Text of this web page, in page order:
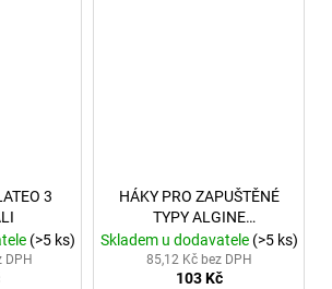
3
(>5 ks)
DPH
HÁKY PRO ZAPUŠTĚNÉ
TYPY ALGINE
600X600MM/
300X1200MM
Skladem u dodavatele (>5 ks)
85,12 Kč bez DPH
103 Kč